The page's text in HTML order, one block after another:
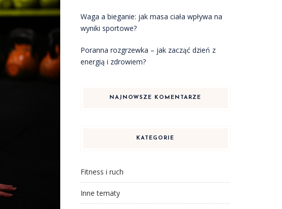
Waga a bieganie: jak masa ciała wpływa na
wyniki sportowe?
Poranna rozgrzewka – jak zacząć dzień z
energią i zdrowiem?
NAJNOWSZE KOMENTARZE
KATEGORIE
Fitness i ruch
Inne tematy